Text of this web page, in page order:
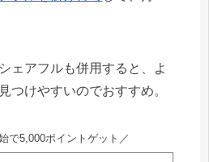
ェアフルも併用すると、よ
つけやすいのでおすすめ。
で5,000ポイントゲット／